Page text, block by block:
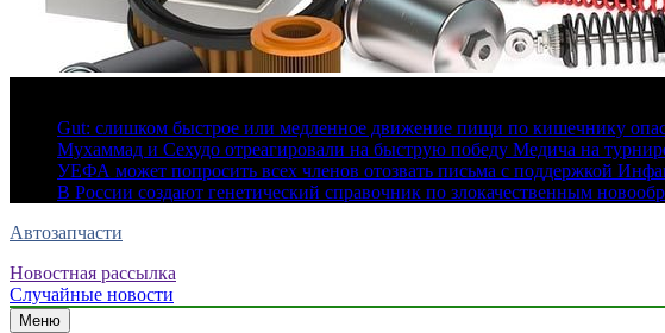
Gut: слишком быстрое или медленное движение пищи по кишечнику
Мухаммад и Сехудо отреагировали на быструю победу Медича на
УЕФА может попросить всех членов отозвать письма с поддержкой
В России создают генетический справочник по злокачественным
Автозапчасти
Новостная рассылка
Случайные новости
Меню